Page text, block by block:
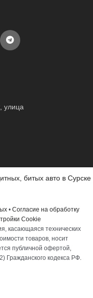
улица
битых авто в Сурске
• Согласие на обработку
Cookie
касающаяся технических
товаров, носит
публичной офертой,
Гражданского кодекса РФ.